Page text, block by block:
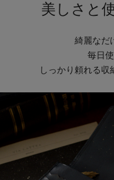
美しさと
綺麗なだ
毎日
しっかり頼れる収